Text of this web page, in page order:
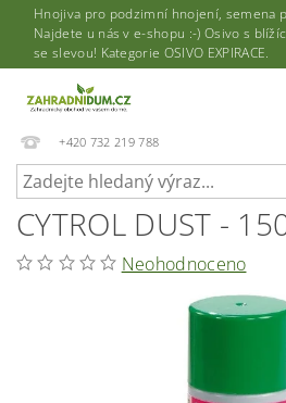
Hnojiva pro podzimní hnojení, semena
Najdete u nás v e-shopu :-) Osivo s
se slevou! Kategorie OSIVO EXPIRACE.
+420 732 219 788
CYTROL DUST -
Neohodnoceno